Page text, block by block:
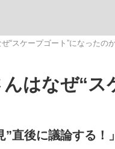
「クマが悪者扱いされてい
“スケープゴート”になったの
んはなぜ“ス
直後に議論する！」